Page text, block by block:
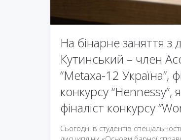
На бінарне заняття з
Кутинський – член
“Metaxa-12 Україна”,
конкурсу
фіналіст конкурсу
Сьогодні в студентів